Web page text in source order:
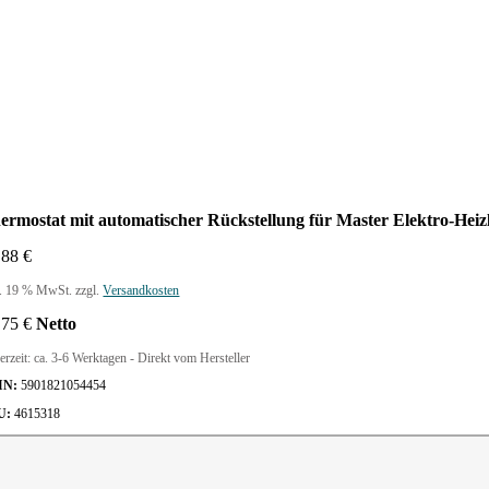
mit automatischer Rückstellung für Master Elektro-
€
19 % MwSt. zzgl.Versandkosten
€ Netto
ca. 3-6 Werktagen - Direkt vom Hersteller
5901821054454
4615318